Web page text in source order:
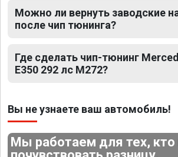
Можно ли вернуть заводские
после чип тюнинга?
Где сделать чип-тюнинг
E350 292 лс M272?
Вы не узнаете ваш автомобиль!
Мы работаем для тех,